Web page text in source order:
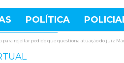
POLÍTICA
ESPORTE
para rejeitar pedido que questiona atuação do juiz